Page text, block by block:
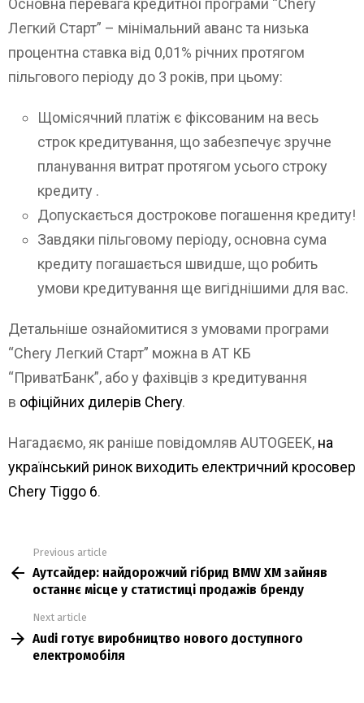
Основна перевага кредитної програми “Chery
Легкий Старт” – мінімальний аванс та низька
процентна ставка від 0,01% річних протягом
пільгового періоду до 3 років, при цьому:
Щомісячний платіж є фіксованим на весь
строк кредитування, що забезпечує зручне
планування витрат протягом усього строку
кредиту .
Допускається дострокове погашення кредиту!
Завдяки пільговому періоду, основна сума
кредиту погашається швидше, що робить
умови кредитування ще вигіднішими для вас.
Детальніше ознайомитися з умовами програми
“Chery Легкий Старт” можна в AT КБ
“ПриватБанк”, або у фахівців з кредитування
в офіційних дилерів Chery.
Нагадаємо, як раніше повідомляв AUTOGEEK, на
український ринок виходить електричний кросовер
Chery Tiggo 6.
more
Previous article
Аутсайдер: найдорожчий гібрид BMW XM зайняв
останнє місце у статистиці продажів бренду
Next article
Audi готує виробництво нового доступного
електромобіля